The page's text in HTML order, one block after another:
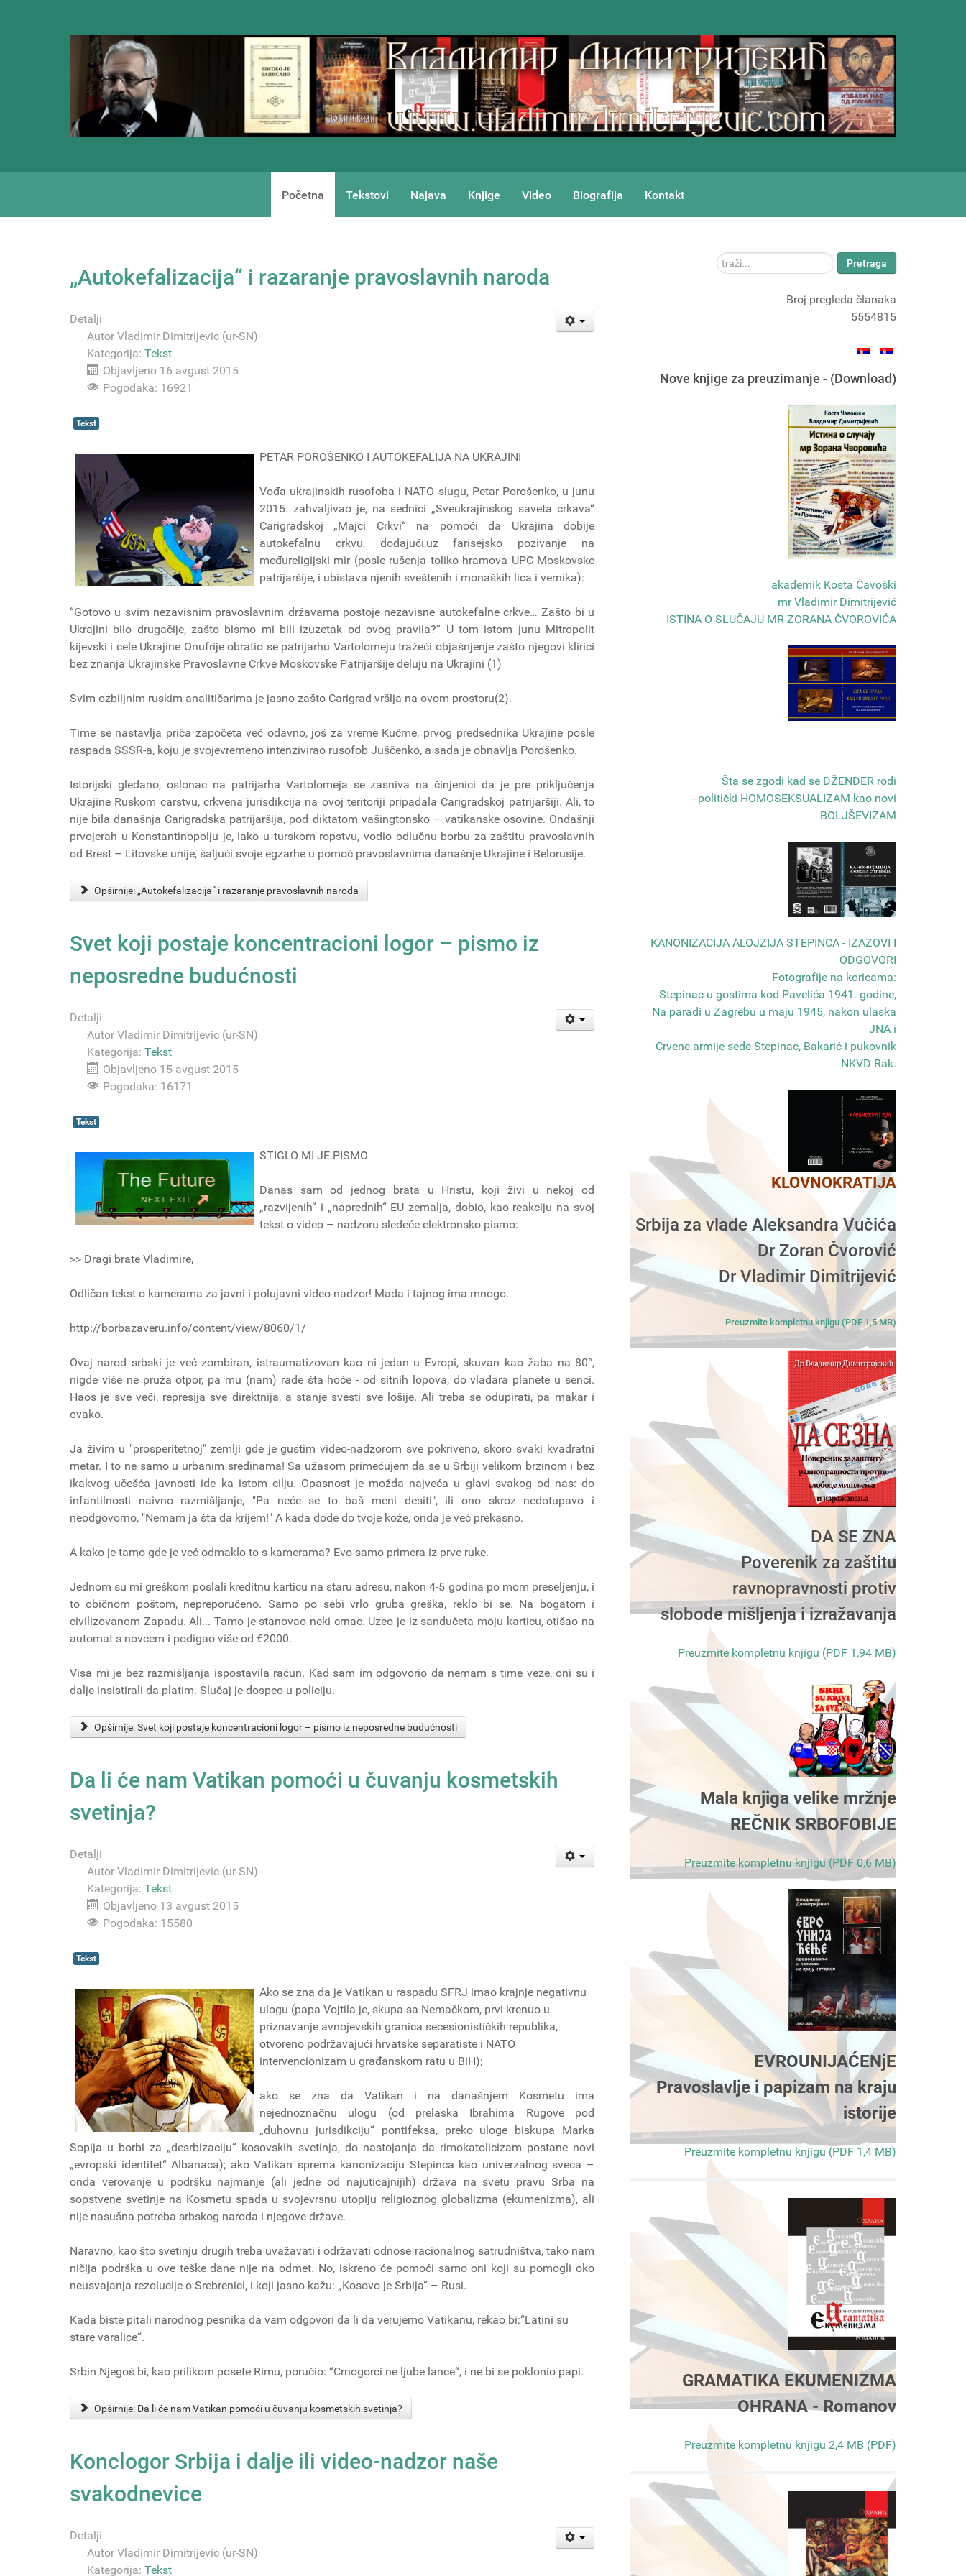
Početna Tekstovi Najava Knjige Video Biografija Kontakt
„Autokefalizacija“ i razaranje pravoslavnih naroda
Detalji
Autor Vladimir Dimitrijevic (ur-SN)
Kategorija: Tekst
Objavljeno 16 avgust 2015
Pogodaka: 16921
Tekst
PETAR POROŠENKO I AUTOKEFALIJA NA UKRAJINI
Vođa ukrajinskih rusofoba i NATO slugu, Petar Porošenko, u junu
2015. zahvaljivao je, na sednici „Sveukrajinskog saveta crkava“
Carigradskoj „Majci Crkvi“ na pomoći da Ukrajina dobije
autokefalnu crkvu, dodajući,uz farisejsko pozivanje na
međureligijski mir (posle rušenja toliko hramova UPC Moskovske
patrijaršije, i ubistava njenih sveštenih i monaških lica i vernika):
“Gotovo u svim nezavisnim pravoslavnim državama postoje nezavisne autokefalne crkve… Zašto bi u
Ukrajini bilo drugačije, zašto bismo mi bili izuzetak od ovog pravila?“ U tom istom junu Mitropolit
kijevski i cele Ukrajine Onufrije obratio se patrijarhu Vartolomeju tražeći objašnjenje zašto njegovi klirici
bez znanja Ukrajinske Pravoslavne Crkve Moskovske Patrijaršije deluju na Ukrajini (1)
Svim ozbiljnim ruskim analitičarima je jasno zašto Carigrad vršlja na ovom prostoru(2).
Time se nastavlja priča započeta već odavno, još za vreme Kučme, prvog predsednika Ukrajine posle
raspada SSSR-a, koju je svojevremeno intenzivirao rusofob Juščenko, a sada je obnavlja Porošenko.
Istorijski gledano, oslonac na patrijarha Vartolomeja se zasniva na činjenici da je pre priključenja
Ukrajine Ruskom carstvu, crkvena jurisdikcija na ovoj teritoriji pripadala Carigradskoj patrijaršiji. Ali, to
nije bila današnja Carigradska patrijaršija, pod diktatom vašingtonsko – vatikanske osovine. Ondašnji
prvojerah u Konstantinopolju je, iako u turskom ropstvu, vodio odlučnu borbu za zaštitu pravoslavnih
od Brest – Litovske unije, šaljući svoje egzarhe u pomoć pravoslavnima današnje Ukrajine i Belorusije.
Opširnije: „Autokefalizacija“ i razaranje pravoslavnih naroda
Svet koji postaje koncentracioni logor – pismo iz
neposredne budućnosti
Detalji
Autor Vladimir Dimitrijevic (ur-SN)
Kategorija: Tekst
Objavljeno 15 avgust 2015
Pogodaka: 16171
Tekst
STIGLO MI JE PISMO
Danas sam od jednog brata u Hristu, koji živi u nekoj od
„razvijenih“ i „naprednih“ EU zemalja, dobio, kao reakciju na svoj
tekst o video – nadzoru sledeće elektronsko pismo:
>> Dragi brate Vladimire,
Odličan tekst o kamerama za javni i polujavni video-nadzor! Mada i tajnog ima mnogo.
http://borbazaveru.info/content/view/8060/1/
Ovaj narod srbski je već zombiran, istraumatizovan kao ni jedan u Evropi, skuvan kao žaba na 80°,
nigde više ne pruža otpor, pa mu (nam) rade šta hoće - od sitnih lopova, do vladara planete u senci.
Haos je sve veći, represija sve direktnija, a stanje svesti sve lošije. Ali treba se odupirati, pa makar i
ovako.
Ja živim u "prosperitetnoj" zemlji gde je gustim video-nadzorom sve pokriveno, skoro svaki kvadratni
metar. I to ne samo u urbanim sredinama! Sa užasom primećujem da se u Srbiji velikom brzinom i bez
ikakvog učešća javnosti ide ka istom cilju. Opasnost je možda najveća u glavi svakog od nas: do
infantilnosti naivno razmišljanje, "Pa neće se to baš meni desiti", ili ono skroz nedotupavo i
neodgovorno, "Nemam ja šta da krijem!" A kada dođe do tvoje kože, onda je već prekasno.
A kako je tamo gde je već odmaklo to s kamerama? Evo samo primera iz prve ruke.
Jednom su mi greškom poslali kreditnu karticu na staru adresu, nakon 4-5 godina po mom preseljenju, i
to običnom poštom, nepreporučeno. Samo po sebi vrlo gruba greška, reklo bi se. Na bogatom i
civilizovanom Zapadu. Ali... Tamo je stanovao neki crnac. Uzeo je iz sandučeta moju karticu, otišao na
automat s novcem i podigao više od €2000.
Visa mi je bez razmišljanja ispostavila račun. Kad sam im odgovorio da nemam s time veze, oni su i
dalje insistirali da platim. Slučaj je dospeo u policiju.
Opširnije: Svet koji postaje koncentracioni logor – pismo iz neposredne budućnosti
Da li će nam Vatikan pomoći u čuvanju kosmetskih
svetinja?
Detalji
Autor Vladimir Dimitrijevic (ur-SN)
Kategorija: Tekst
Objavljeno 13 avgust 2015
Pogodaka: 15580
Tekst
Ako se zna da je Vatikan u raspadu SFRJ imao krajnje negativnu
ulogu (papa Vojtila je, skupa sa Nemačkom, prvi krenuo u
priznavanje avnojevskih granica secesionističkih republika,
otvoreno podržavajući hrvatske separatiste i NATO
intervencionizam u građanskom ratu u BiH);
ako se zna da Vatikan i na današnjem Kosmetu ima
nejednoznačnu ulogu (od prelaska Ibrahima Rugove pod
„duhovnu jurisdikciju“ pontifeksa, preko uloge biskupa Marka
Sopija u borbi za „desrbizaciju“ kosovskih svetinja, do nastojanja da rimokatolicizam postane novi
„evropski identitet“ Albanaca); ako Vatikan sprema kanonizaciju Stepinca kao univerzalnog sveca –
onda verovanje u podršku najmanje (ali jedne od najuticajnijih) država na svetu pravu Srba na
sopstvene svetinje na Kosmetu spada u svojevrsnu utopiju religioznog globalizma (ekumenizma), ali
nije nasušna potreba srbskog naroda i njegove države.
Naravno, kao što svetinju drugih treba uvažavati i održavati odnose racionalnog satrudništva, tako nam
ničija podrška u ove teške dane nije na odmet. No, iskreno će pomoći samo oni koji su pomogli oko
neusvajanja rezolucije o Srebrenici, i koji jasno kažu: „Kosovo je Srbija“ – Rusi.
Kada biste pitali narodnog pesnika da vam odgovori da li da verujemo Vatikanu, rekao bi:“Latini su
stare varalice“.
Srbin Njegoš bi, kao prilikom posete Rimu, poručio: “Crnogorci ne ljube lance“, i ne bi se poklonio papi.
Opširnije: Da li će nam Vatikan pomoći u čuvanju kosmetskih svetinja?
Konclogor Srbija i dalje ili video-nadzor naše
svakodnevice
Detalji
Autor Vladimir Dimitrijevic (ur-SN)
Kategorija: Tekst
traži... Pretraga
Broj pregleda članaka
5554815
Nove knjige za preuzimanje - (Download)
akademik Kosta Čavoški
mr Vladimir Dimitrijević
ISTINA O SLUČAJU MR ZORANA ČVOROVIĆA
Šta se zgodi kad se DŽENDER rodi
- politički HOMOSEKSUALIZAM kao novi
BOLJŠEVIZAM
КANONIZACIJA ALOJZIJA STEPINCA - IZAZOVI I
ODGOVORI
Fotografije na koricama:
Stepinac u gostima kod Pavelića 1941. godine,
Na paradi u Zagrebu u maju 1945, nakon ulaska
JNA i
Crvene armije sede Stepinac, Bakarić i pukovnik
NKVD Rak.
KLOVNOKRATIJA
Srbija za vlade Aleksandra Vučića
Dr Zoran Čvorović
Dr Vladimir Dimitrijević
Preuzmite kompletnu knjigu (PDF 1,5 MB)
DA SE ZNA
Poverenik za zaštitu
ravnopravnosti protiv
slobode mišljenja i izražavanja
Preuzmite kompletnu knjigu (PDF 1,94 MB)
Mala knjiga velike mržnje
REČNIK SRBOFOBIJE
Preuzmite kompletnu knjigu (PDF 0,6 MB)
EVROUNIJAĆENjE
Pravoslavlje i papizam na kraju
istorije
Preuzmite kompletnu knjigu (PDF 1,4 MB)
GRAMATIKA EKUMENIZMA
OHRANA - Romanov
Preuzmite kompletnu knjigu 2,4 MB (PDF)